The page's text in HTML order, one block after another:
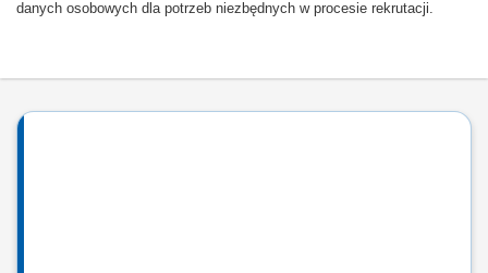
danych osobowych dla potrzeb niezbędnych w procesie rekrutacji.